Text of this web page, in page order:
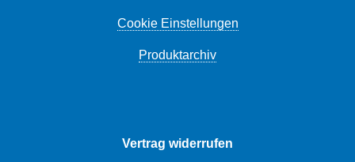
Cookie Einstellungen
Produktarchiv
Vertrag widerrufen